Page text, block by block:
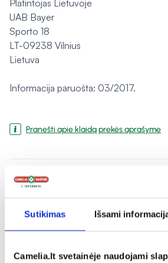
Sutikimas Išsami
Camelia.lt svetainėje naudojami
Platintojas Lietuvoje
UAB Bayer
Sporto 18
LT-09238 Vilnius
Lietuva
Informacija paruošta: 03/2017.
Pranešti apie klaidą prekės aprašyme
Charakteristika